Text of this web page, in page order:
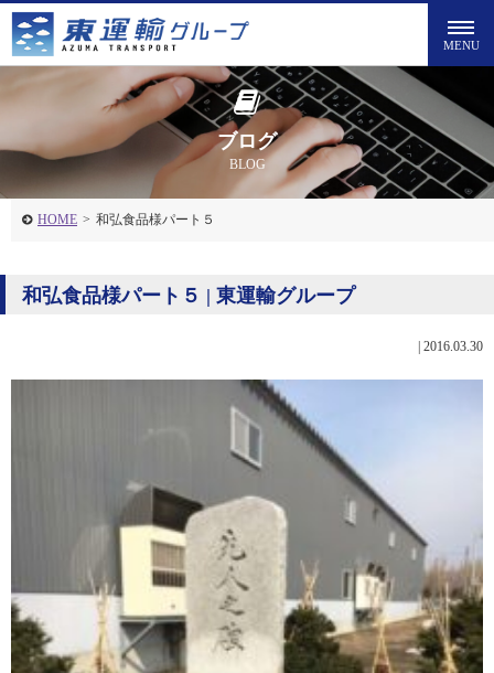
ブログ
BLOG
HOME > 和弘食品様パート５
和弘食品様パート５ | 東運輸グループ
2016.03.30